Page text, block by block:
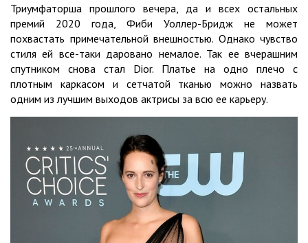
Триумфаторша прошлого вечера, да и всех остальных
премий 2020 года, Фиби Уоллер-Бридж не может
похвастать примечательной внешностью. Однако чувство
стиля ей все-таки даровано немалое. Так ее вчерашним
спутником снова стал Dior. Платье на одно плечо с
плотным каркасом и сетчатой тканью можно назвать
одним из лучшим выходов актрисы за всю ее карьеру.